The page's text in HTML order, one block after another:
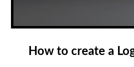
How to create a